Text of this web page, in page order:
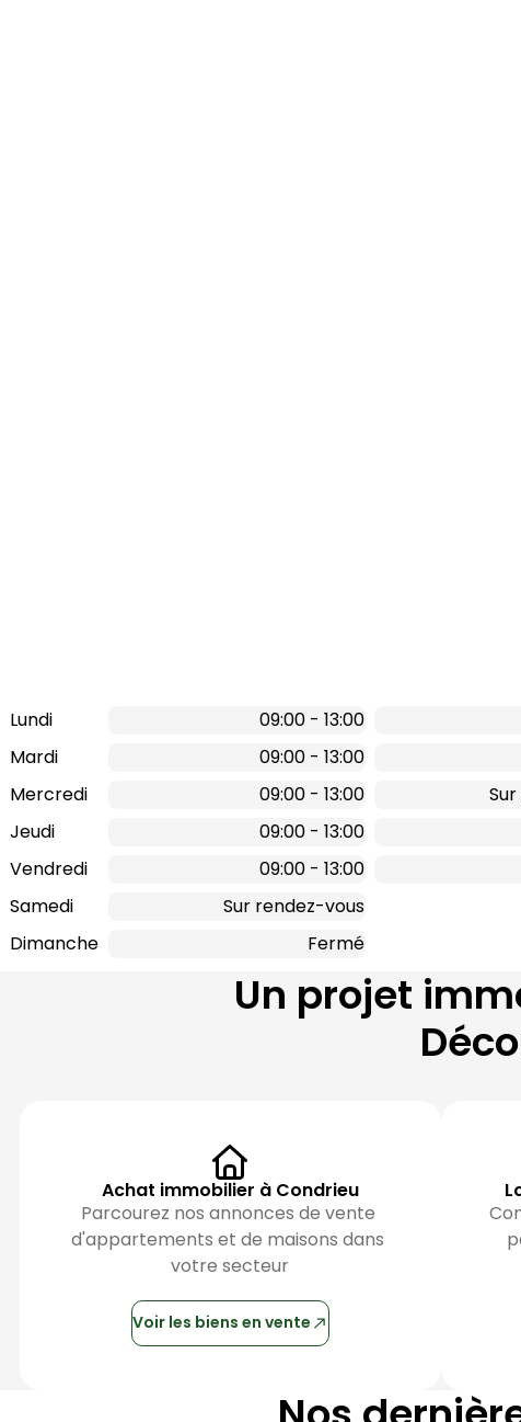
Lundi
09:00 - 13:00
Mardi
09:00 - 13:00
Mercredi
09:00 - 13:00
Jeudi
09:00 - 13:00
Vendredi
09:00 - 13:00
Samedi
Sur rendez-vous
Dimanche
Fermé
Un projet
Achat immobilier à Condrieu
Parcourez nos annonces de vente
d'appartements et de maisons dans
votre secteur
Voir les biens en vente